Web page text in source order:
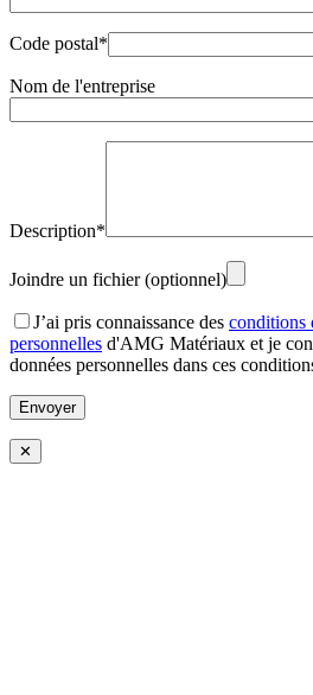
Code postal*
Nom de l'entreprise
Description*
Joindre un fichier (optionnel)
J’ai pris connaissance des conditions
personnelles d'AMG Matériaux et je
données personnelles dans ces
✕